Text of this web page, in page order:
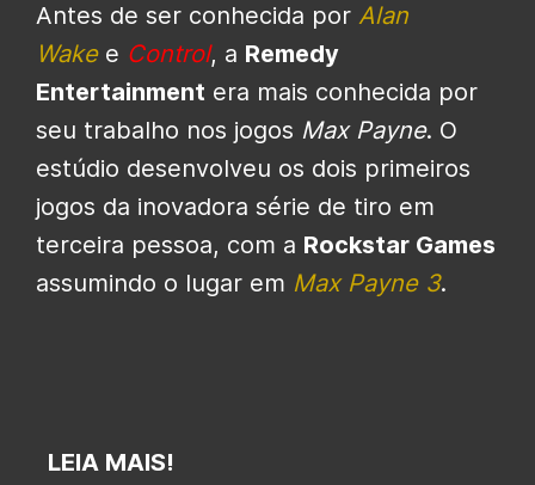
Antes de ser conhecida por Alan
Wakee Control, a Remedy
Entertainment era mais conhecida por
seu trabalho nos jogos Max Payne. O
estúdio desenvolveu os dois primeiros
jogos da inovadora série de tiro em
terceira pessoa, com a Rockstar Games
assumindo o lugar em Max Payne 3.
LEIA MAIS!